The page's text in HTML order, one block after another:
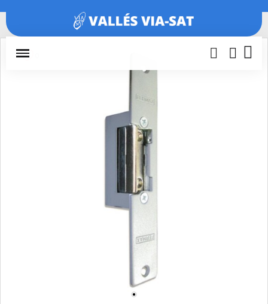
Porteros y videoporteros
ESTANDAR 540N-512-S MAX 64801